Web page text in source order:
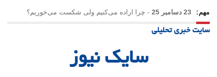
مهم: 23 دسامبر 25 - چرا اراده می‌کنیم ولی شکست می‌خوریم؟
21 دسامبر 25
سایت خبری تحلیلی
سایک نیوز